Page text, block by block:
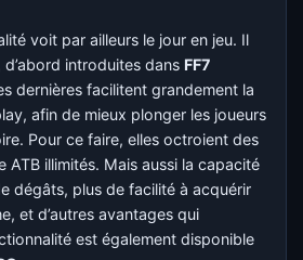
voit par ailleurs le jour en jeu. Il
d’abord introduites dans FF7
dernières facilitent grandement la
afin de mieux plonger les joueurs
Pour ce faire, elles octroient des
ATB illimités. Mais aussi la capacité
dégâts, plus de facilité à acquérir
et d’autres avantages qui
est également disponible